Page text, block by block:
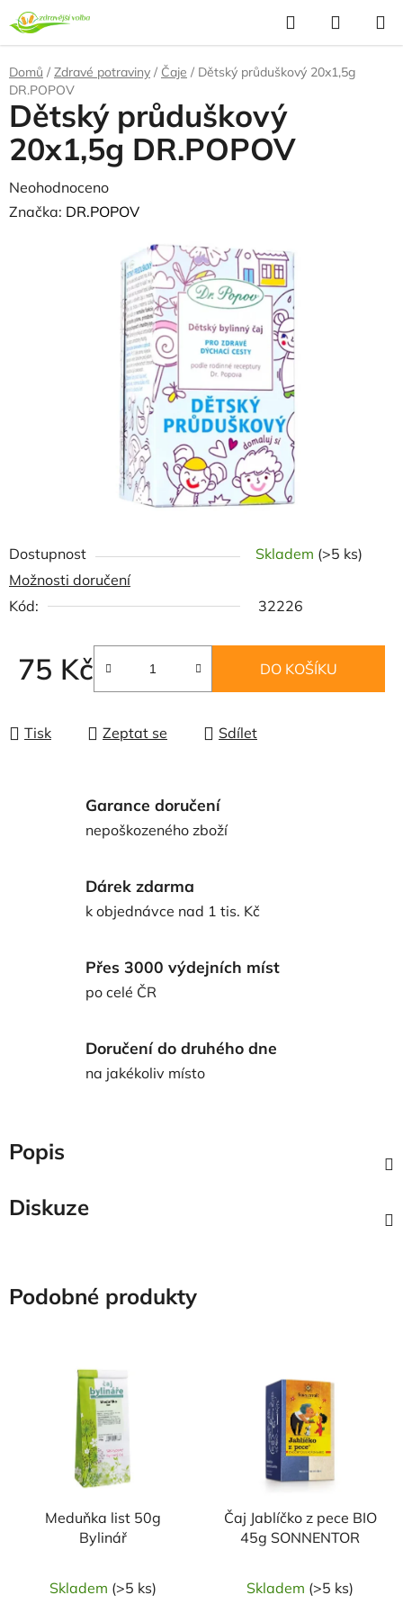
Přejít
na
obsah
Hledat
KOŠÍK
Domů / Zdravé potraviny / Čaje / Dětský průduškový 20x1,5g
DR.POPOV
Dostupnost Skladem (>5 ks)
Možnosti doručení
Kód:
32226
75 Kč
Měrná cena:
DO KOŠÍKU
Tisk Zeptat se Sdílet
Dětský průduškový
20x1,5g DR.POPOV
Průměrné
hodnocení
Neohodnoceno
Značka: DR.POPOV
Garance doručení
nepoškozeného zboží
Dárek zdarma
k objednávce nad 1 tis. Kč
Přes 3000 výdejních míst
po celé ČR
Doručení do druhého dne
na jakékoliv místo
Popis
Diskuze
Podobné produkty
Meduňka list 50g
Bylinář
Skladem (>5 ks)
Čaj Jablíčko z pece BIO
45g SONNENTOR
Skladem (>5 ks)